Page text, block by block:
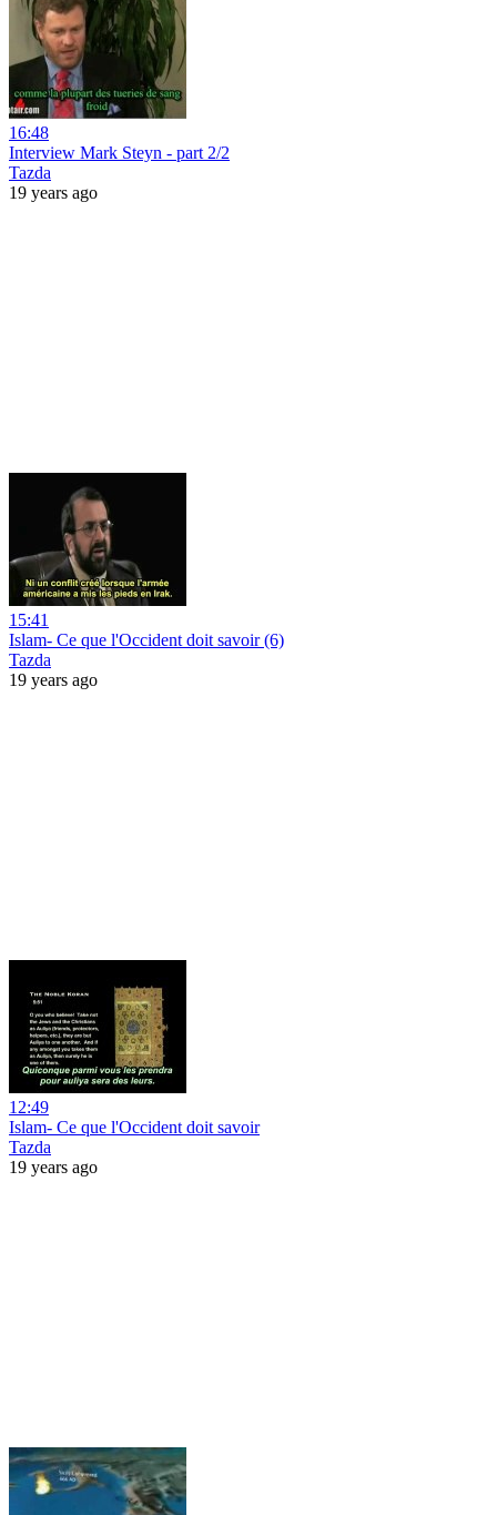
16:48
Interview Mark Steyn - part 2/2
Tazda
19 years ago
15:41
Islam- Ce que l'Occident doit savoir (6)
Tazda
19 years ago
12:49
Islam- Ce que l'Occident doit savoir
Tazda
19 years ago